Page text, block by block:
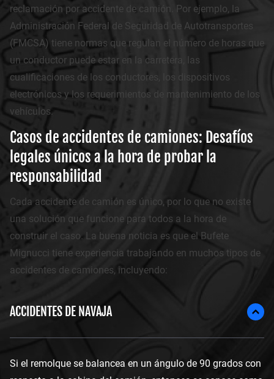
reclamación por accidente de camión. Por ejemplo, la
Administración Federal de Seguridad de Autotransportes
(FMCSA) tiene normas que regulan el número de horas que
un conductor puede estar en la carretera, las
cualificaciones de los conductores, los dispositivos
electrónicos y los requerimientos de mantenimiento de los
vehículos.
Casos de accidentes de camiones: Desafíos
legales únicos a la hora de probar la
responsabilidad
Cada accidente de camión es único, por lo que no existe
una solución que funcione para todos a la hora de
construir el caso. La buena noticia es que el Bufete
Mignucci tiene experiencia trabajando en muchos tipos de
accidentes de camiones, incluyendo:
ACCIDENTES DE NAVAJA
Si el remolque se balancea en un ángulo de 90 grados con